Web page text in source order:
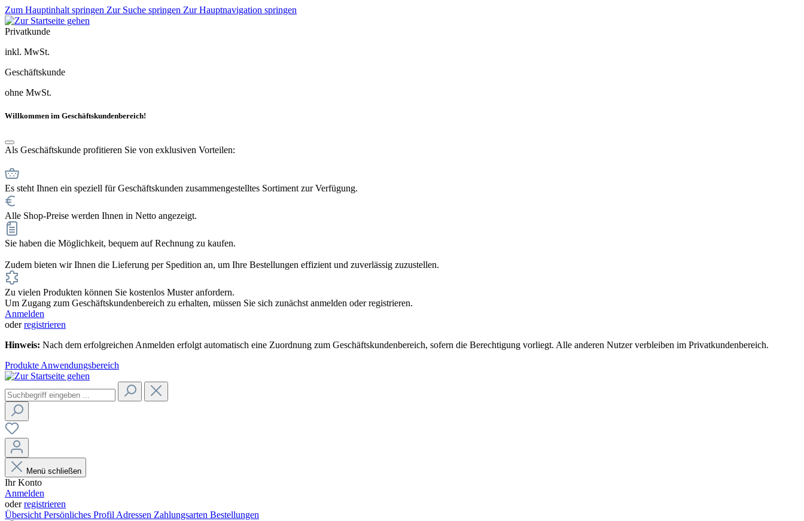
Zum Hauptinhalt springen Zur Suche springen Zur Hauptnavigation springen
Privatkunde
inkl. MwSt.
Geschäftskunde
ohne MwSt.
Willkommen im Geschäftskundenbereich!
Als Geschäftskunde profitieren Sie von exklusiven Vorteilen:
Es steht Ihnen ein speziell für Geschäftskunden zusammengestelltes Sortiment zur Verfügung.
Alle Shop-Preise werden Ihnen in Netto angezeigt.
Sie haben die Möglichkeit, bequem auf Rechnung zu kaufen.
Zudem bieten wir Ihnen die Lieferung per Spedition an, um Ihre Bestellungen effizient und zuverlässig zuzustellen.
Zu vielen Produkten können Sie kostenlos Muster anfordern.
Um Zugang zum Geschäftskundenbereich zu erhalten, müssen Sie sich zunächst anmelden oder registrieren.
Anmelden
oderregistrieren
Hinweis: Nach dem erfolgreichen Anmelden erfolgt automatisch eine Zuordnung zum Geschäftskundenbereich, sofern die Berechtigung vorliegt. Alle anderen Nutzer verbleiben im Privatkundenbereich.
Produkte Anwendungsbereich
Menü schließen
Ihr Konto
Anmelden
oderregistrieren
Übersicht Persönliches Profil Adressen Zahlungsarten Bestellungen